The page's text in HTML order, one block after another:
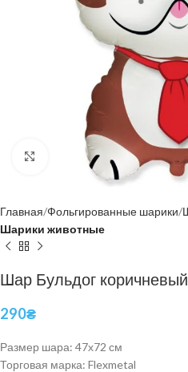
Нажмите, чтобы увеличить
Главная Фольгированные шарики
Шарики животные
Шар Бульдог коричневый
290₴
Размер шара: 47х72 см
Торговая марка: Flexmetal